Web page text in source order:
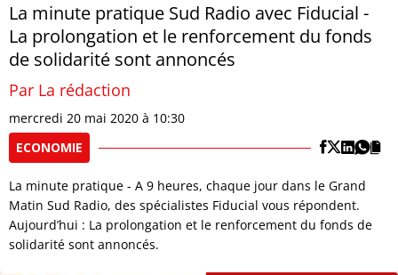
La minute pratique Sud Radio avec Fiducial -
La prolongation et le renforcement du fonds
de solidarité sont annoncés
Par La rédaction
mercredi 20 mai 2020 à 10:30
ECONOMIE
La minute pratique - A 9 heures, chaque jour dans le Grand
Matin Sud Radio, des spécialistes Fiducial vous répondent.
Aujourd’hui : La prolongation et le renforcement du fonds de
solidarité sont annoncés.